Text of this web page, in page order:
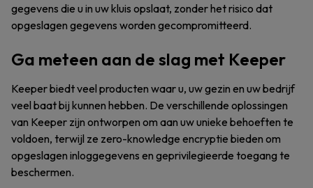
gegevens die u in uw kluis opslaat, zonder het risico dat
opgeslagen gegevens worden gecompromitteerd.
Ga meteen aan de slag met Keeper
Keeper biedt veel producten waar u, uw gezin en uw bedrijf
veel baat bij kunnen hebben. De verschillende oplossingen
van Keeper zijn ontworpen om aan uw unieke behoeften te
voldoen, terwijl ze zero-knowledge encryptie bieden om
opgeslagen inloggegevens en geprivilegieerde toegang te
beschermen.